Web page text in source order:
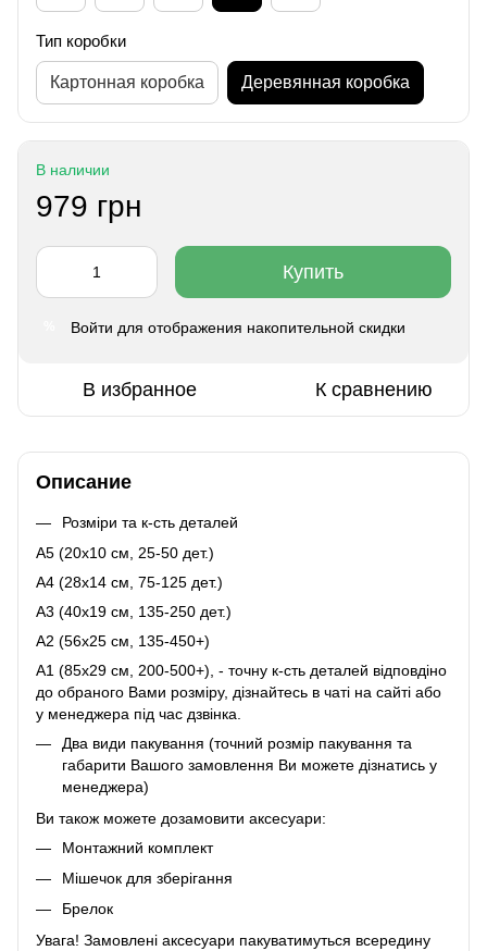
Тип коробки
Картонная коробка Деревянная коробка
В наличии
979 грн
Купить
Войти для отображения накопительной скидки
В избранное К сравнению
Описание
Розміри та к-сть деталей
A5 (20х10 см, 25-50 дет.)
A4 (28x14 см, 75-125 дет.)
A3 (40х19 см, 135-250 дет.)
A2 (56х25 см, 135-450+)
A1 (85х29 см, 200-500+), - точну к-сть деталей відповдіно
до обраного Вами розміру, дізнайтесь в чаті на сайті або
у менеджера під час дзвінка.
Два види пакування (точний розмір пакування та
габарити Вашого замовлення Ви можете дізнатись у
менеджера)
Ви також можете дозамовити аксесуари:
Монтажний комплект
Мішечок для зберігання
Брелок
Увага! Замовлені аксесуари пакуватимуться всередину